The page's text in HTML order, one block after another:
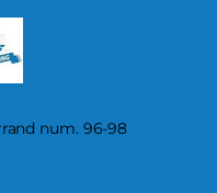
num. 96-98